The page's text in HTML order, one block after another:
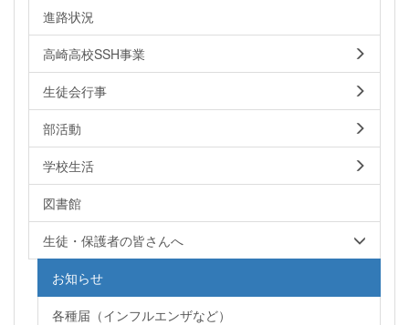
進路状況
高崎高校SSH事業
生徒会行事
部活動
学校生活
図書館
生徒・保護者の皆さんへ
お知らせ
各種届（インフルエンザなど）